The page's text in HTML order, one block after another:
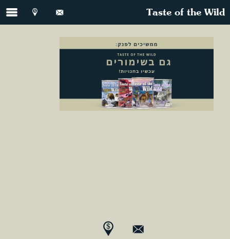
Taste of the Wild